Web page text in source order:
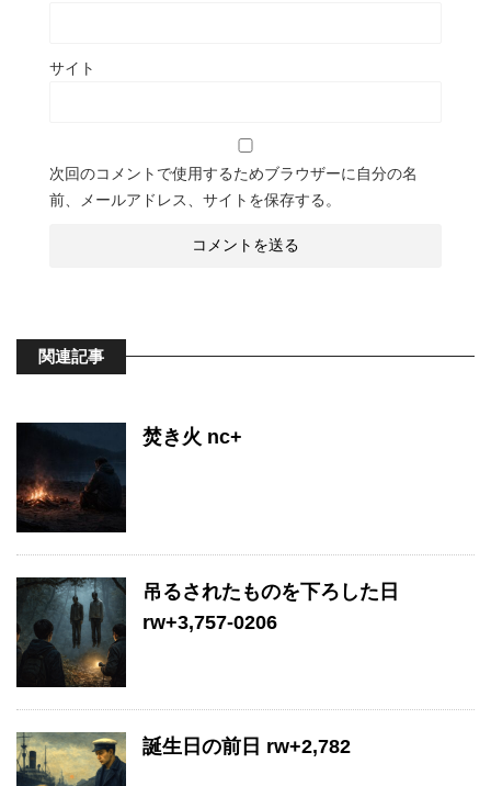
サイト
次回のコメントで使用するためブラウザーに自分の名
前、メールアドレス、サイトを保存する。
関連記事
焚き火 nc+
吊るされたものを下ろした日
rw+3,757-0206
誕生日の前日 rw+2,782